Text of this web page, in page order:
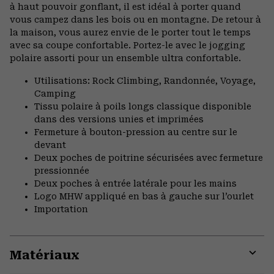
à haut pouvoir gonflant, il est idéal à porter quand
vous campez dans les bois ou en montagne. De retour à
la maison, vous aurez envie de le porter tout le temps
avec sa coupe confortable. Portez-le avec le jogging
polaire assorti pour un ensemble ultra confortable.
Utilisations: Rock Climbing, Randonnée, Voyage,
Camping
Tissu polaire à poils longs classique disponible
dans des versions unies et imprimées
Fermeture à bouton-pression au centre sur le
devant
Deux poches de poitrine sécurisées avec fermeture
pressionnée
Deux poches à entrée latérale pour les mains
Logo MHW appliqué en bas à gauche sur l’ourlet
Importation
Matériaux